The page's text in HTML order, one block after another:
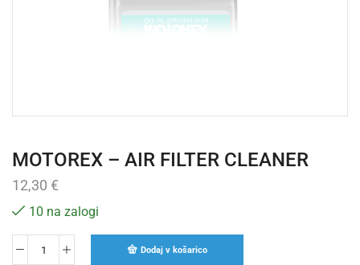
MOTOREX – AIR FILTER CLEANER
12,30 €
10 na zalogi
Dodaj v košarico